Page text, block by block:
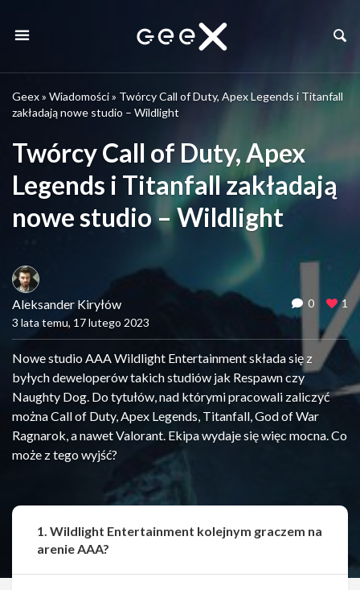
Geex» Wiadomości» Twórcy Call of Duty, Apex Legends i Titanfall
zakładają nowe studio – Wildlight
Twórcy Call of Duty, Apex
Legends i Titanfall zakładają
nowe studio – Wildlight
Aleksander Kiryłów
3 lata temu, 17 lutego 2023
0 1
Nowe studio AAA Wildlight Entertainment składa się z
byłych deweloperów takich studiów jak Respawn czy
Naughty Dog. Do tytułów, nad którymi pracowali zaliczyć
można Call of Duty, Apex Legends, Titanfall, God of War
Ragnarok, a nawet Valorant. Ekipa wydaje się więc mocna. Co
może z tego wyjść?
1. Wildlight Entertainment kolejnym graczem na
arenie AAA?